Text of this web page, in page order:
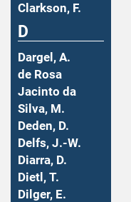
Clarkson, F.
D
Dargel, A.
de Rosa
Jacinto da
Silva, M.
Deden, D.
Delfs, J.-W.
Diarra, D.
Dietl, T.
Dilger, E.